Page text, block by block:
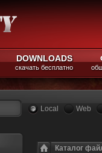
DOWNLOADS
скачать бесплатно
Local Web
Каталог